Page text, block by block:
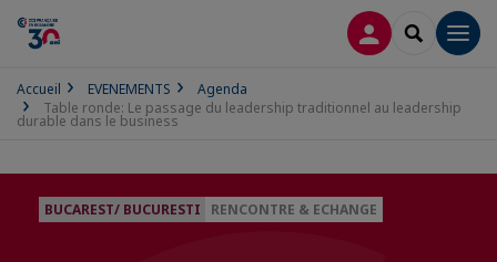
CONNEXION
Accueil EVENEMENTS
Agenda
Table ronde: Le passage du leadership traditionnel au leadership
durable dans le business
BUCAREST/ BUCURESTI RENCONTRE & ECHANGE